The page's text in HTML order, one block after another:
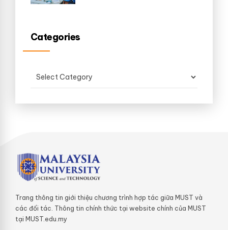
Categories
Trang thông tin giới thiệu chương trình hợp tác giữa MUST và
các đối tác. Thông tin chính thức tại website chính của MUST
tại MUST.edu.my